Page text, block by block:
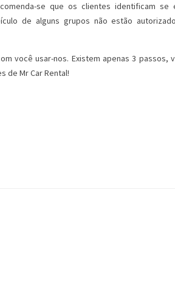
se que os clientes identificam se
de alguns grupos não estão
você usar-nos. Existem apenas 3 passos,
de Mr Car Rental!